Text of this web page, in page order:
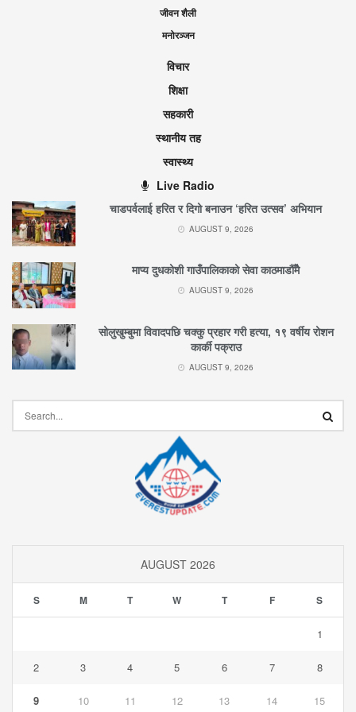
जीवन शैली
मनोरञ्जन
विचार
शिक्षा
सहकारी
स्थानीय तह
स्वास्थ्य
Live Radio
चाडपर्वलाई हरित र दिगो बनाउन ‘हरित उत्सव’ अभियान
AUGUST 9, 2026
माप्य दुधकोशी गाउँपालिकाको सेवा काठमाडौँमै
AUGUST 9, 2026
सोलुखुम्बुमा विवादपछि चक्कु प्रहार गरी हत्या, १९ वर्षीय रोशन
कार्की पक्राउ
AUGUST 9, 2026
AUGUST 2026
S M T W T F S
1
2 3 4 5 6 7 8
9 10 11 12 13 14 15